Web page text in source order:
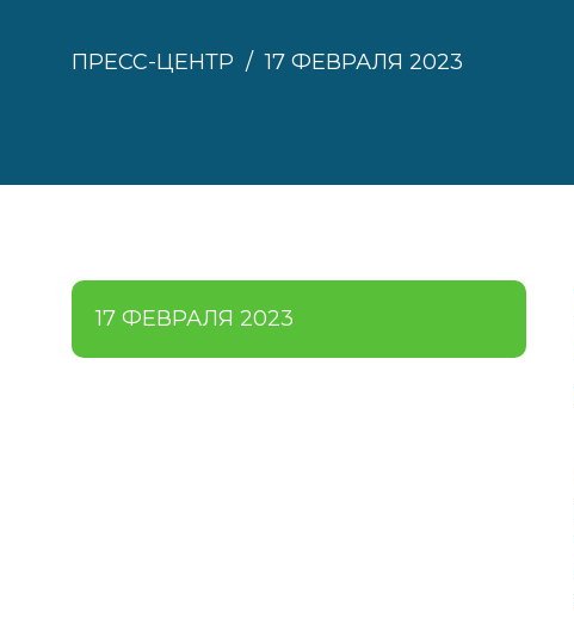
ПРЕСС-ЦЕНТР 17 ФЕВРАЛЯ 2023
17 ФЕВРАЛЯ 2023